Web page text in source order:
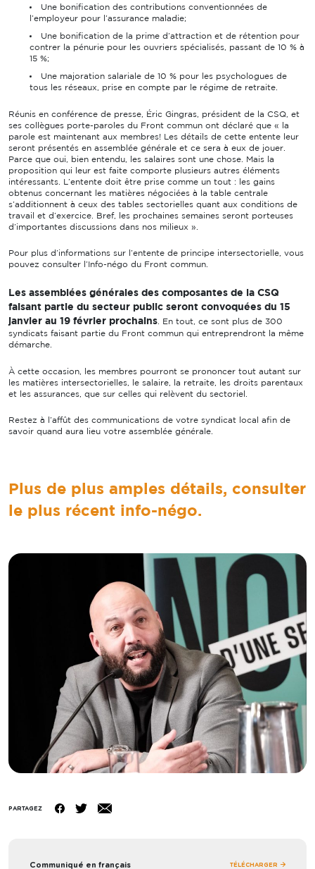
Une bonification des contributions conventionnées de
l’employeur pour l’assurance maladie;
Une bonification de la prime d’attraction et de rétention pour
contrer la pénurie pour les ouvriers spécialisés, passant de 10 % à
15 %;
Une majoration salariale de 10 % pour les psychologues de
tous les réseaux, prise en compte par le régime de retraite.
Réunis en conférence de presse, Éric Gingras, président de la CSQ, et
ses collègues porte-paroles du Front commun ont déclaré que « la
parole est maintenant aux membres! Les détails de cette entente leur
seront présentés en assemblée générale et ce sera à eux de jouer.
Parce que oui, bien entendu, les salaires sont une chose. Mais la
proposition qui leur est faite comporte plusieurs autres éléments
intéressants. L’entente doit être prise comme un tout : les gains
obtenus concernant les matières négociées à la table centrale
s’additionnent à ceux des tables sectorielles quant aux conditions de
travail et d’exercice. Bref, les prochaines semaines seront porteuses
d’importantes discussions dans nos milieux ».
Pour plus d’informations sur l’entente de principe intersectorielle, vous
pouvez consulter l’Info-négo du Front commun.
Les assemblées générales des composantes de la CSQ
faisant partie du secteur public seront convoquées du 15
janvier au 19 février prochains . En tout, ce sont plus de 300
syndicats faisant partie du Front commun qui entreprendront la même
démarche.
À cette occasion, les membres pourront se prononcer tout autant sur
les matières intersectorielles, le salaire, la retraite, les droits parentaux
et les assurances, que sur celles qui relèvent du sectoriel.
Restez à l’affût des communications de votre syndicat local afin de
savoir quand aura lieu votre assemblée générale.
Plus de plus amples détails, consulter
le plus récent info-négo.
PARTAGEZ
Communiqué en français TÉLÉCHARGER